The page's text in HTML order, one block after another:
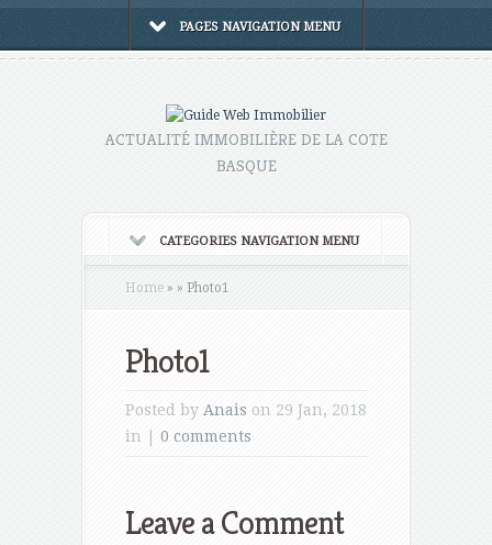
PAGES NAVIGATION MENU
ACTUALITÉ IMMOBILIÈRE DE LA COTE
BASQUE
CATEGORIES NAVIGATION MENU
Home » » Photo1
Photo1
Posted by Anais on 29 Jan, 2018
in | 0 comments
Leave a Comment